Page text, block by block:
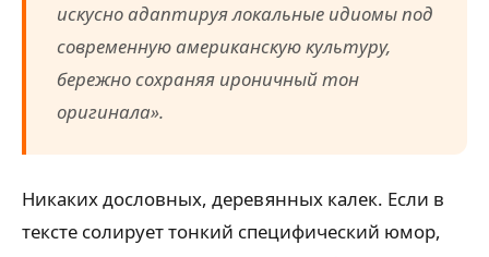
искусно адаптируя локальные идиомы под
современную американскую культуру,
бережно сохраняя ироничный тон
оригинала».
Никаких дословных, деревянных калек. Если в
тексте солирует тонкий специфический юмор,